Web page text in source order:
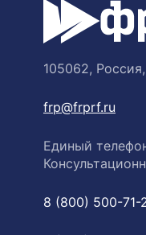
105062,
frp@frprf.ru
Единый
8 (800) 500-71-